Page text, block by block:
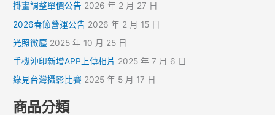
掛畫調整單價公告 2026 年 2 月 27 日
2026春節營運公告 2026 年 2 月 15 日
光照微塵 2025 年 10 月 25 日
手機沖印新增APP上傳相片 2025 年 7 月 6 日
綠見台灣攝影比賽 2025 年 5 月 17 日
商品分類